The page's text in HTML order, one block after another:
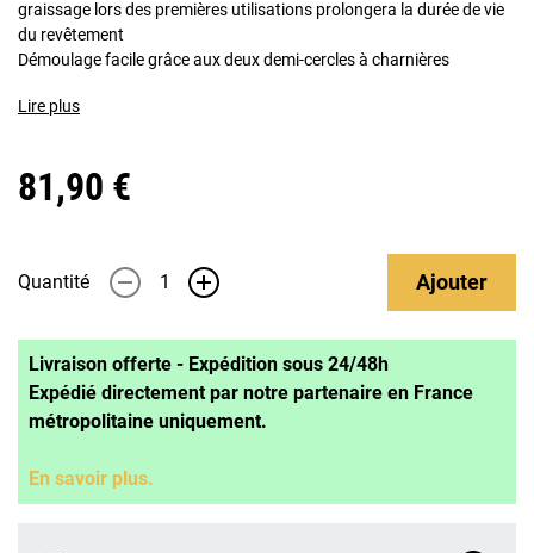
graissage lors des premières utilisations prolongera la durée de vie
du revêtement
Démoulage facile grâce aux deux demi-cercles à charnières
Lire plus
81,90 €
Quantité - + Ajouter
Livraison offerte - Expédition sous 24/48h
Expédié directement par notre partenaire en France
métropolitaine uniquement.
En savoir plus.